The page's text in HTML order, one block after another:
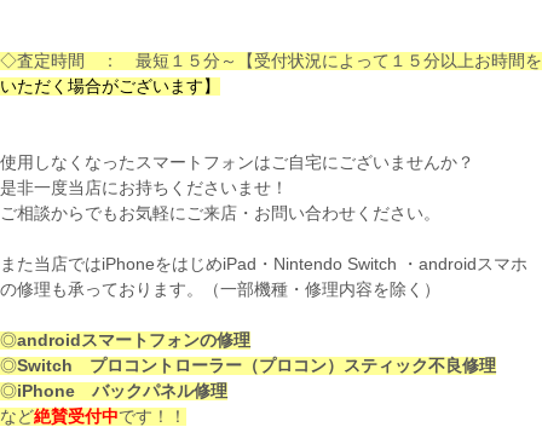
◇査定時間 ： 最短１５分～【受付状況によって１５分以上お時間を
いただく場合がございます】
使用しなくなったスマートフォンはご自宅にございませんか？
是非一度当店にお持ちくださいませ！
ご相談からでもお気軽にご来店・お問い合わせください。
また当店ではiPhoneをはじめiPad・Nintendo Switch ・androidスマホ
の修理も承っております。（一部機種・修理内容を除く）
◎androidスマートフォンの修理
◎Switch プロコントローラー（プロコン）スティック不良修理
◎iPhone バックパネル修理
など絶賛受付中です！！